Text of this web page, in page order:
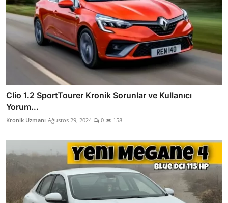
Clio 1.2 SportTourer Kronik Sorunlar ve Kullanıcı
Yorum...
Kronik Uzmanı Ağustos 29, 2024 0 158